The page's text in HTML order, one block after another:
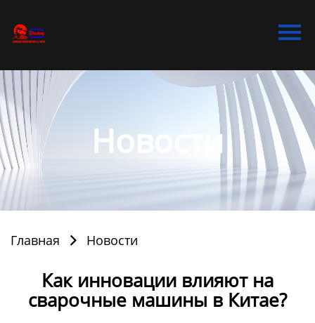
Bидео
Новости
О Hас Новости
Главная  Новости
Как инновации влияют на
сварочные машины в Китае?